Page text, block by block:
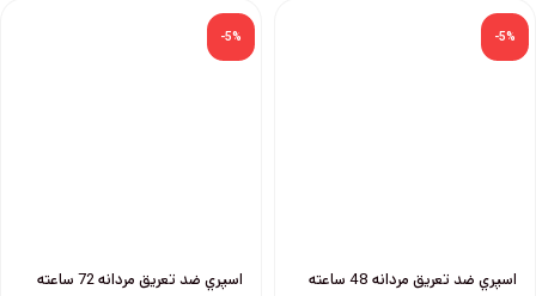
-5%
اسپري ضد تعريق مردانه 48 ساعته
-5%
اسپري ضد تعريق مردانه 72 ساعته